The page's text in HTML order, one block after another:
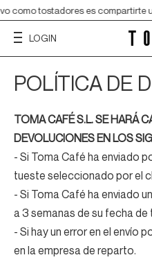
como tostadores es compartirte
LOGIN
POLÍTICA DE
TOMA CAFÉ S.L. SE HARÁ
DEVOLUCIONES EN LOS
- Si Toma Café ha enviado
tueste seleccionado por el
- Si Toma Café ha enviado
a 3 semanas de su fecha de
- Si hay un error en el envío
en la empresa de reparto.